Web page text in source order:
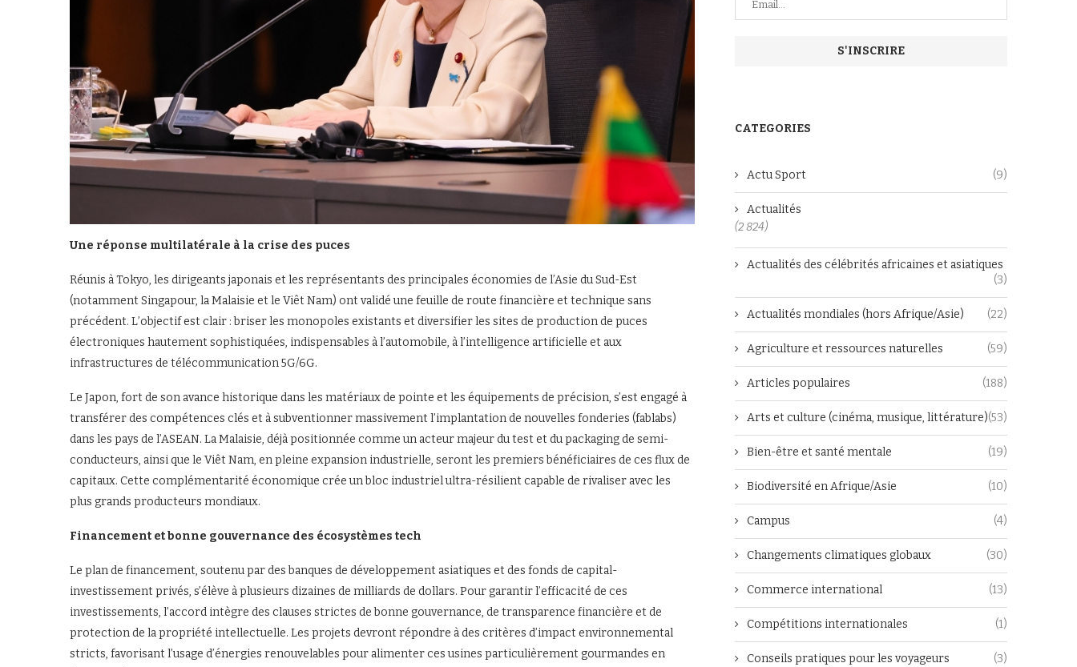
Une réponse multilatérale à la crise des puces
Réunis à Tokyo, les dirigeants japonais et les représentants des principales économies de l’Asie du Sud-Est
(notamment Singapour, la Malaisie et le Viêt Nam) ont validé une feuille de route financière et technique sans
précédent. L’objectif est clair : briser les monopoles existants et diversifier les sites de production de puces
électroniques hautement sophistiquées, indispensables à l’automobile, à l’intelligence artificielle et aux
infrastructures de télécommunication 5G/6G.
Le Japon, fort de son avance historique dans les matériaux de pointe et les équipements de précision, s’est engagé à
transférer des compétences clés et à subventionner massivement l’implantation de nouvelles fonderies (fablabs)
dans les pays de l’ASEAN. La Malaisie, déjà positionnée comme un acteur majeur du test et du packaging de semi-
conducteurs, ainsi que le Viêt Nam, en pleine expansion industrielle, seront les premiers bénéficiaires de ces flux de
capitaux. Cette complémentarité économique crée un bloc industriel ultra-résilient capable de rivaliser avec les
plus grands producteurs mondiaux.
Financement et bonne gouvernance des écosystèmes tech
Le plan de financement, soutenu par des banques de développement asiatiques et des fonds de capital-
investissement privés, s’élève à plusieurs dizaines de milliards de dollars. Pour garantir l’efficacité de ces
investissements, l’accord intègre des clauses strictes de bonne gouvernance, de transparence financière et de
protection de la propriété intellectuelle. Les projets devront répondre à des critères d’impact environnemental
stricts, favorisant l’usage d’énergies renouvelables pour alimenter ces usines particulièrement gourmandes en
CATEGORIES
Actu Sport (9)
Actualités
(2 824)
Actualités des célébrités africaines et asiatiques
(3)
Actualités mondiales (hors Afrique/Asie) (22)
Agriculture et ressources naturelles (59)
Articles populaires (188)
Arts et culture (cinéma, musique, littérature)(53)
Bien-être et santé mentale (19)
Biodiversité en Afrique/Asie (10)
Campus (4)
Changements climatiques globaux (30)
Commerce international (13)
Compétitions internationales (1)
Conseils pratiques pour les voyageurs (3)